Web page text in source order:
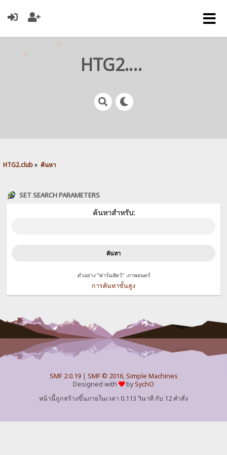
HTG2.club
HTG2.club» ค้นหา
SET SEARCH PARAMETERS
ค้นหาสำหรับ:
ตัวอย่าง"ฟาร์มสัตว์" -ภาพยนตร์
การค้นหาขั้นสูง
SMF 2.0.19| SMF © 2016,Simple Machines
Designed with
bySychO
หน้านี้ถูกสร้างขึ้นภายในเวลา 0.113 วินาที กับ 12 คำสั่ง